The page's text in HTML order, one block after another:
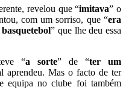
revelou que “imitava” o
com um sorriso, que “era
” que lhe deu essa
“a sorte” de “ter um
aprendeu. Mas o facto de ter
equipa no clube foi também